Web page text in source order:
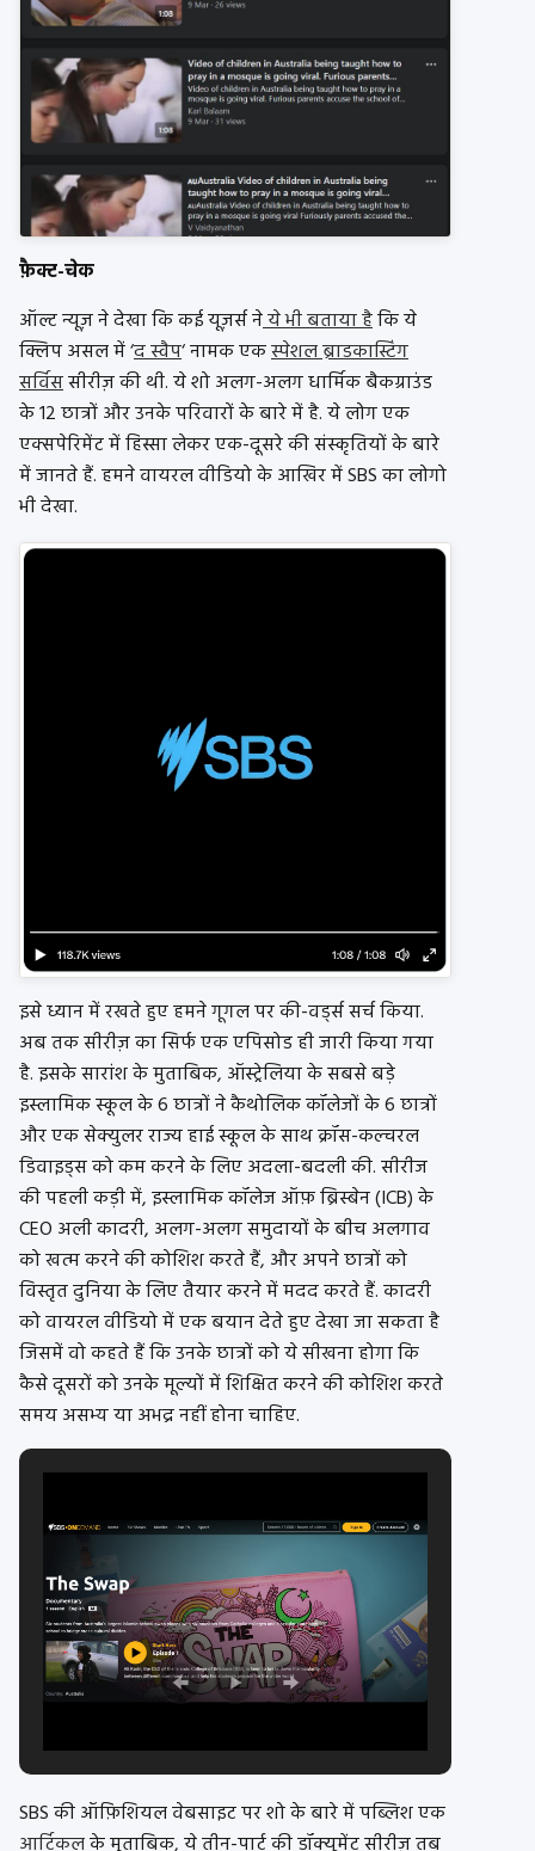
फ़ैक्ट-चेक
ऑल्ट न्यूज़ ने देखा कि कई यूज़र्स नेये भी बताया हैकि ये
क्लिप असल में ‘द स्वैप‘ नामक एकस्पेशल ब्राडकास्टिंग
सर्विससीरीज़ की थी. ये शो अलग-अलग धार्मिक बैकग्राउंड
के 12 छात्रों और उनके परिवारों के बारे में है. ये लोग एक
एक्सपेरिमेंट में हिस्सा लेकर एक-दूसरे की संस्कृतियों के बारे
में जानते हैं. हमने वायरल वीडियो के आखिर में SBS का लोगो
भी देखा.
इसे ध्यान में रखते हुए हमने गूगल पर की-वर्ड्स सर्च किया.
अब तक सीरीज़ का सिर्फ एक एपिसोड ही जारी किया गया
है. इसके सारांश के मुताबिक, ऑस्ट्रेलिया के सबसे बड़े
इस्लामिक स्कूल के 6 छात्रों ने कैथोलिक कॉलेजों के 6 छात्रों
और एक सेक्युलर राज्य हाई स्कूल के साथ क्रॉस-कल्चरल
डिवाइड्स को कम करने के लिए अदला-बदली की. सीरीज
की पहली कड़ी में, इस्लामिक कॉलेज ऑफ़ ब्रिस्बेन (ICB) के
CEO अली कादरी, अलग-अलग समुदायों के बीच अलगाव
को खत्म करने की कोशिश करते हैं, और अपने छात्रों को
विस्तृत दुनिया के लिए तैयार करने में मदद करते हैं. कादरी
को वायरल वीडियो में एक बयान देते हुए देखा जा सकता है
जिसमें वो कहते हैं कि उनके छात्रों को ये सीखना होगा कि
कैसे दूसरों को उनके मूल्यों में शिक्षित करने की कोशिश करते
समय असभ्य या अभद्र नहीं होना चाहिए.
SBS की ऑफ़िशियल वेबसाइट पर शो के बारे में पब्लिश एक